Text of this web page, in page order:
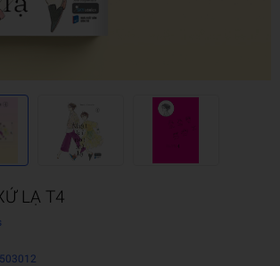
LẠ T4